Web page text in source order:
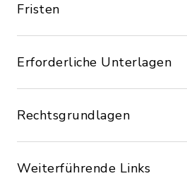
Fristen
Erforderliche Unterlagen
Rechtsgrundlagen
Weiterführende Links